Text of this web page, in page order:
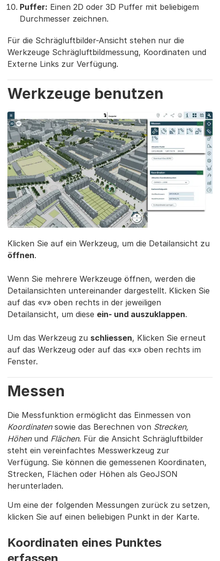
Puffer: Einen 2D oder 3D Puffer mit beliebigem
Durchmesser zeichnen.
Für die Schrägluftbilder-Ansicht stehen nur die
Werkzeuge Schrägluftbildmessung, Koordinaten und
Externe Links zur Verfügung.
Werkzeuge benutzen
Klicken Sie auf ein Werkzeug, um die Detailansicht zu
öffnen.
Wenn Sie mehrere Werkzeuge öffnen, werden die
Detailansichten untereinander dargestellt. Klicken Sie
auf das «v» oben rechts in der jeweiligen
Detailansicht, um diese ein- und auszuklappen.
Um das Werkzeug zu schliessen, Klicken Sie erneut
auf das Werkzeug oder auf das «x» oben rechts im
Fenster.
Messen
Die Messfunktion ermöglicht das Einmessen von
Koordinaten sowie das Berechnen von Strecken,
Höhenund Flächen. Für die Ansicht Schrägluftbilder
steht ein vereinfachtes Messwerkzeug zur
Verfügung. Sie können die gemessenen Koordinaten,
Strecken, Flächen oder Höhen als GeoJSON
herunterladen.
Um eine der folgenden Messungen zurück zu setzen,
klicken Sie auf einen beliebigen Punkt in der Karte.
Koordinaten eines Punktes